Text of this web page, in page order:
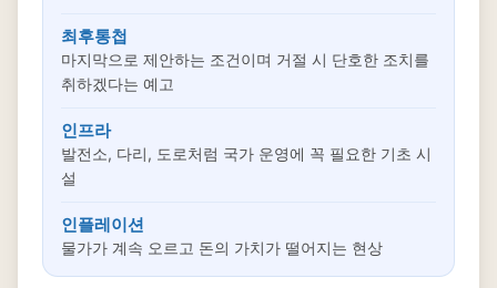
최후통첩
마지막으로 제안하는 조건이며 거절 시 단호한 조치를
취하겠다는 예고
인프라
발전소, 다리, 도로처럼 국가 운영에 꼭 필요한 기초 시
설
인플레이션
물가가 계속 오르고 돈의 가치가 떨어지는 현상